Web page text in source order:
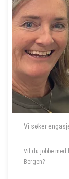
Vi søker
Vil du jobbe med
Bergen?